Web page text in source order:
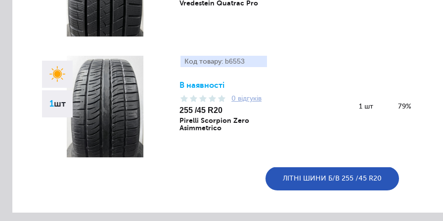
Vredestein Quatrac Pro
1шт
Код товару: b6553
В наявності
0 відгуків
255 /45 R20
Pirelli Scorpion Zero
Asimmetrico
1 шт 79%
ЛІТНІ ШИНИ Б/В 255 /45 R20